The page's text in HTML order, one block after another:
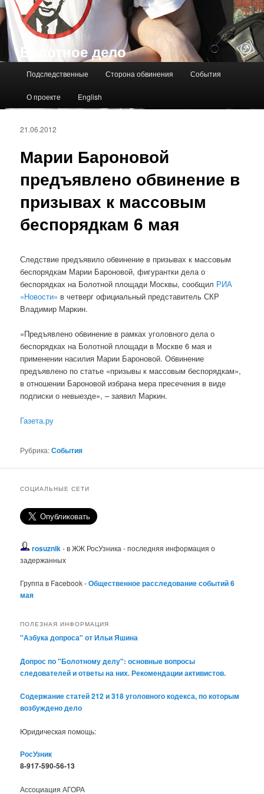
Болотное дело
Подследственные Сторона обвинения События
О проекте English
Марии Бароновой
предъявлено обвинение в
призывах к массовым
беспорядкам 6 мая
21.06.2012
Следствие предъявило обвинение в призывах к массовым
беспорядкам Марии Бароновой, фигурантки дела о
беспорядках на Болотной площади Москвы, сообщил РИА
«Новости» в четверг официальный представитель СКР
Владимир Маркин.
«Предъявлено обвинение в рамках уголовного дела о
беспорядках на Болотной площади в Москве 6 мая и
применении насилия Марии Бароновой. Обвинение
предъявлено по статье «призывы к массовым беспорядкам»,
в отношении Бароновой избрана мера пресечения в виде
подписки о невыезде», – заявил Маркин.
Газета.ру
Рубрика:События
СОЦИАЛЬНЫЕ СЕТИ
rosuznik- в ЖЖ РосУзника - последняя информация о
задержанных
Группа в Facebook -Общественное расследование событий 6
мая
ПОЛЕЗНАЯ ИНФОРМАЦИЯ
"Азбука допроса" от Ильи Яшина
Допрос по "Болотному делу": основные вопросы
следователей и ответы на них. Рекомендации активистов.
Содержание статей 212 и 318 уголовного кодекса, по которым
возбуждено дело
Юридическая помощь:
РосУзник
8-917-590-56-13
Ассоциация АГОРА